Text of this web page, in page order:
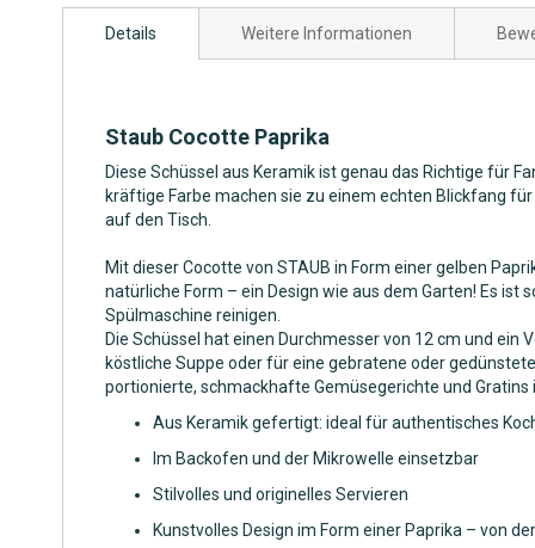
Anfang
Details
Staub Cocotte Paprika
Diese Schüssel aus Keramik ist genau das Richtige für
kräftige Farbe machen sie zu einem echten Blickfang
auf den Tisch.
Mit dieser Cocotte von STAUB in Form einer gelben
natürliche Form – ein Design wie aus dem Garten! Es
Spülmaschine reinigen.
Die Schüssel hat einen Durchmesser von 12 cm und ein
köstliche Suppe oder für eine gebratene oder
portionierte, schmackhafte Gemüsegerichte und Gratins
Aus Keramik gefertigt: ideal für authentisches
Im Backofen und der Mikrowelle einsetzbar
Stilvolles und originelles Servieren
Kunstvolles Design im Form einer Paprika – von
Weitere Informationen